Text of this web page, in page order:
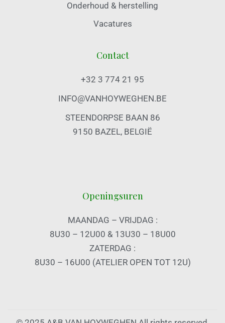
Onderhoud & herstelling
Vacatures
Contact
+32 3 774 21 95
INFO@VANHOYWEGHEN.BE
STEENDORPSE BAAN 86
9150 BAZEL, BELGIË
Openingsuren
MAANDAG – VRIJDAG :
8U30 – 12U00 & 13U30 – 18U00
ZATERDAG :
8U30 – 16U00 (ATELIER OPEN TOT 12U)